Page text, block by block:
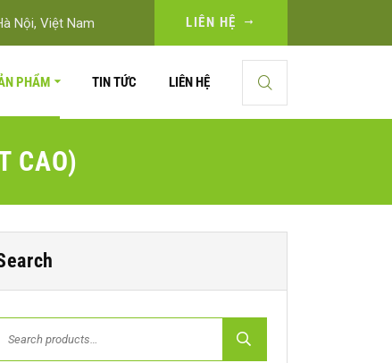
Nội, Việt Nam LIÊN HỆ
PHẨM TIN TỨC LIÊN HỆ
CAO)